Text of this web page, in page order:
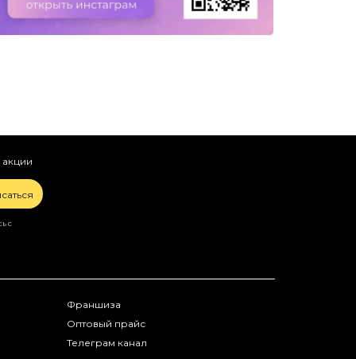
с
Франшиза
Оптовый прайс
Телеграм канал